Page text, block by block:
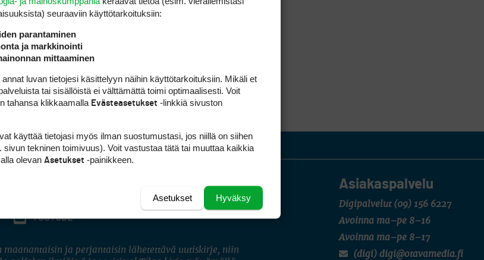
Asiakaspalvelu
Digipalvelut (09) 156 6227
Avoinna ma–pe 8–16
Avoinna ma–pe 8–17
(digi) digi@otavamedia.fi
INSTAGRAM
YOUTUBE
maanantaisin ja perjantaisin lähetettävä uutiskirje, niin
seuraaviin käyttötarkoituksiin:
parantaminen
ja markkinointi
mittaaminen
luvan tietojesi käsittelyyn näihin käyttötarkoituksiin. Mikäli et
tai sisällöistä ei välttämättä toimi optimaalisesti. Voit
tahansa klikkaamalla Evästeasetukset -linkkiä sivuston
käyttää tietojasi myös ilman suostumustasi, jos niillä on siihen
sivun tekninen toimivuus). Voit vastustaa tätä tai muuttaa kaikkia
olevan Asetukset -painikkeen.
Hyväksy
Asetukset